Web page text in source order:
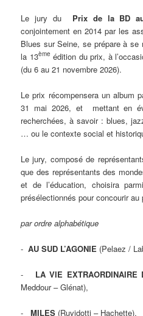
Le jury du Prix de la BD
conjointement en 2014 par les
Blues sur Seine, se prépare à se
la 13ème édition du prix, à
(du 6 au 21 novembre 2026).
Le prix récompensera un album
31 mai 2026, et mettant en
recherchées, à savoir : blues,
… ou le contexte social et
Le jury, composé de
que des représentants des
et de l’éducation, choisira
présélectionnés pour concourir au
par ordre alphabétique
-AU SUD L’AGONIE (Pelaez /
- LA VIE EXTRAORDINAIRE
Meddour – Glénat),
- MILES (Ruvidotti – Hachette),